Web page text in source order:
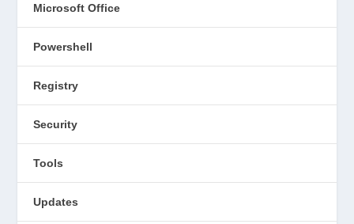
Microsoft Office
Powershell
Registry
Security
Tools
Updates